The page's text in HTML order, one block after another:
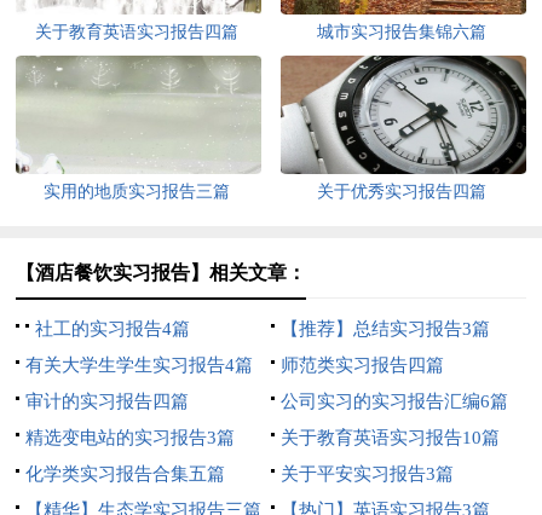
关于教育英语实习报告四篇 城市实习报告集锦六篇
实用的地质实习报告三篇 关于优秀实习报告四篇
【酒店餐饮实习报告】相关文章：
社工的实习报告4篇
【推荐】总结实习报告3篇
有关大学生学生实习报告4篇
师范类实习报告四篇
审计的实习报告四篇
公司实习的实习报告汇编6篇
精选变电站的实习报告3篇
关于教育英语实习报告10篇
化学类实习报告合集五篇
关于平安实习报告3篇
【精华】生态学实习报告三篇
【热门】英语实习报告3篇